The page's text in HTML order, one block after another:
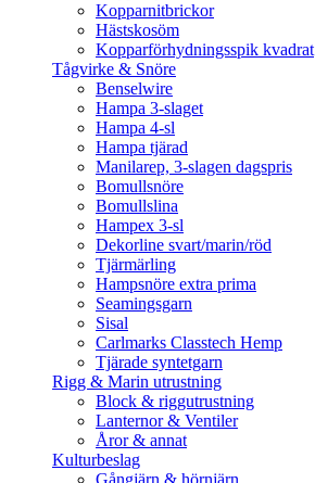
Kopparnitbrickor
Hästskosöm
Kopparförhydningsspik kvadrat
Tågvirke & Snöre
Benselwire
Hampa 3-slaget
Hampa 4-sl
Hampa tjärad
Manilarep, 3-slagen dagspris
Bomullsnöre
Bomullslina
Hampex 3-sl
Dekorline svart/marin/röd
Tjärmärling
Hampsnöre extra prima
Seamingsgarn
Sisal
Carlmarks Classtech Hemp
Tjärade syntetgarn
Rigg & Marin utrustning
Block & riggutrustning
Lanternor & Ventiler
Åror & annat
Kulturbeslag
Gångjärn & hörnjärn